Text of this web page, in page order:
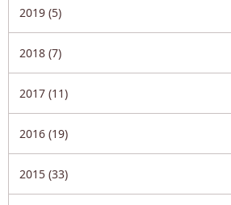
2019 (5)
2018 (7)
2017 (11)
2016 (19)
2015 (33)